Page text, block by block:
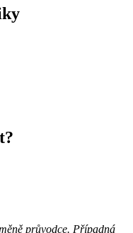
průvodce. Případná